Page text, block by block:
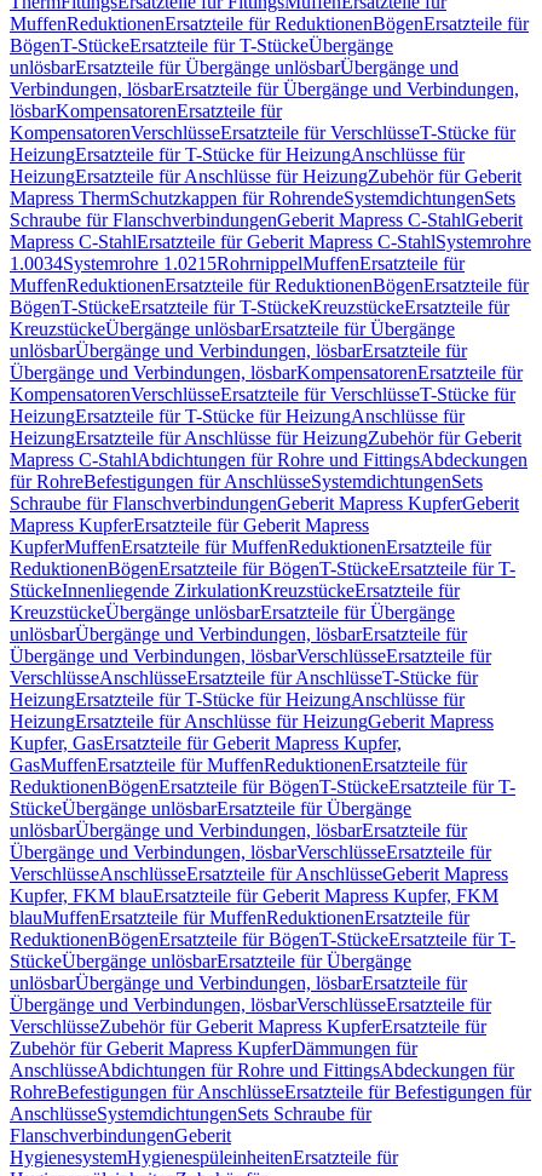
MuffenReduktionenErsatzteile für ReduktionenBögenErsatzteile für
BögenT-StückeErsatzteile für T-StückeÜbergänge
unlösbarErsatzteile für Übergänge unlösbarÜbergänge und
Verbindungen, lösbarErsatzteile für Übergänge und Verbindungen,
lösbarKompensatorenErsatzteile für
KompensatorenVerschlüsseErsatzteile für VerschlüsseT-Stücke für
HeizungErsatzteile für T-Stücke für HeizungAnschlüsse für
HeizungErsatzteile für Anschlüsse für HeizungZubehör für Geberit
Mapress ThermSchutzkappen für RohrendeSystemdichtungenSets
Schraube für FlanschverbindungenGeberit Mapress C-StahlGeberit
Mapress C-StahlErsatzteile für Geberit Mapress C-StahlSystemrohre
1.0034Systemrohre 1.0215RohrnippelMuffenErsatzteile für
MuffenReduktionenErsatzteile für ReduktionenBögenErsatzteile für
BögenT-StückeErsatzteile für T-StückeKreuzstückeErsatzteile für
KreuzstückeÜbergänge unlösbarErsatzteile für Übergänge
unlösbarÜbergänge und Verbindungen, lösbarErsatzteile für
Übergänge und Verbindungen, lösbarKompensatorenErsatzteile für
KompensatorenVerschlüsseErsatzteile für VerschlüsseT-Stücke für
HeizungErsatzteile für T-Stücke für HeizungAnschlüsse für
HeizungErsatzteile für Anschlüsse für HeizungZubehör für Geberit
Mapress C-StahlAbdichtungen für Rohre und FittingsAbdeckungen
für RohreBefestigungen für AnschlüsseSystemdichtungenSets
Schraube für FlanschverbindungenGeberit Mapress KupferGeberit
Mapress KupferErsatzteile für Geberit Mapress
KupferMuffenErsatzteile für MuffenReduktionenErsatzteile für
ReduktionenBögenErsatzteile für BögenT-StückeErsatzteile für T-
StückeInnenliegende ZirkulationKreuzstückeErsatzteile für
KreuzstückeÜbergänge unlösbarErsatzteile für Übergänge
unlösbarÜbergänge und Verbindungen, lösbarErsatzteile für
Übergänge und Verbindungen, lösbarVerschlüsseErsatzteile für
VerschlüsseAnschlüsseErsatzteile für AnschlüsseT-Stücke für
HeizungErsatzteile für T-Stücke für HeizungAnschlüsse für
HeizungErsatzteile für Anschlüsse für HeizungGeberit Mapress
Kupfer, GasErsatzteile für Geberit Mapress Kupfer,
GasMuffenErsatzteile für MuffenReduktionenErsatzteile für
ReduktionenBögenErsatzteile für BögenT-StückeErsatzteile für T-
StückeÜbergänge unlösbarErsatzteile für Übergänge
unlösbarÜbergänge und Verbindungen, lösbarErsatzteile für
Übergänge und Verbindungen, lösbarVerschlüsseErsatzteile für
VerschlüsseAnschlüsseErsatzteile für AnschlüsseGeberit Mapress
Kupfer, FKM blauErsatzteile für Geberit Mapress Kupfer, FKM
blauMuffenErsatzteile für MuffenReduktionenErsatzteile für
ReduktionenBögenErsatzteile für BögenT-StückeErsatzteile für T-
StückeÜbergänge unlösbarErsatzteile für Übergänge
unlösbarÜbergänge und Verbindungen, lösbarErsatzteile für
Übergänge und Verbindungen, lösbarVerschlüsseErsatzteile für
VerschlüsseZubehör für Geberit Mapress KupferErsatzteile für
Zubehör für Geberit Mapress KupferDämmungen für
AnschlüsseAbdichtungen für Rohre und FittingsAbdeckungen für
RohreBefestigungen für AnschlüsseErsatzteile für Befestigungen für
AnschlüsseSystemdichtungenSets Schraube für
FlanschverbindungenGeberit
HygienesystemHygienespüleinheitenErsatzteile für